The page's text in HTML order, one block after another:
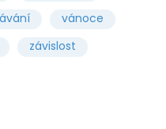
vánoce
závislost